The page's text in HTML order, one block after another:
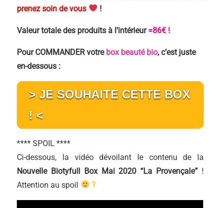
prenez soin de vous
!
Valeur totale des produits à l’intérieur =86€ !
Pour COMMANDER votre box beauté bio, c’est juste
en-dessous :
> JE SOUHAITE CETTE BOX
! <
**** SPOIL ****
Ci-dessous, la vidéo dévoilant le contenu de la
Nouvelle Biotyfull Box Mai 2020 “La Provençale” !
Attention au spoil
?